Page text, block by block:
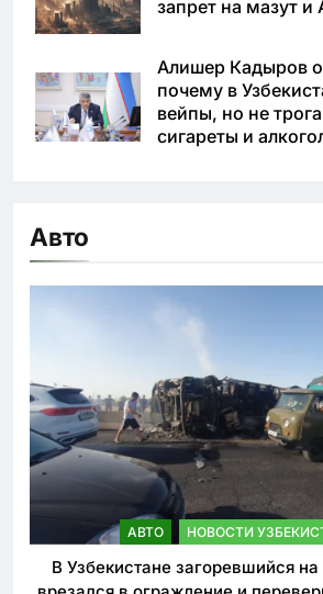
запрет на мазут
Алишер Кадыров
почему в
вейпы, но не
сигареты и
Авто
АВТО НОВОСТИ
В Узбекистане загоревшийся на